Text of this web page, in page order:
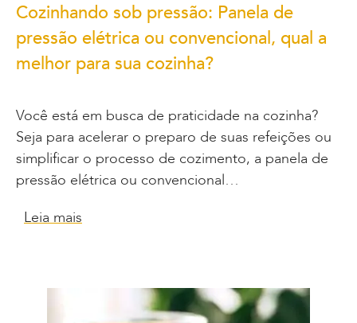
Cozinhando sob pressão: Panela de
pressão elétrica ou convencional, qual a
melhor para sua cozinha?
Você está em busca de praticidade na cozinha?
Seja para acelerar o preparo de suas refeições ou
simplificar o processo de cozimento, a panela de
pressão elétrica ou convencional…
Leia mais